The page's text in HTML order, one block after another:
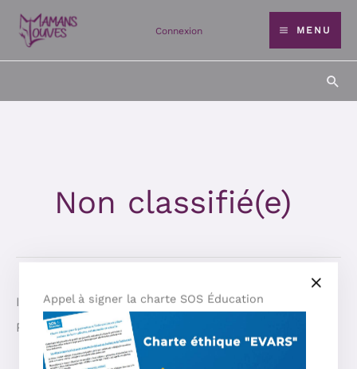
Skip
content
Connexion MENU
Non classifié(e)
It seems we can’t find what you’re looking for.
Perhaps searching can help.
Appel à signer la charte SOS Éducation